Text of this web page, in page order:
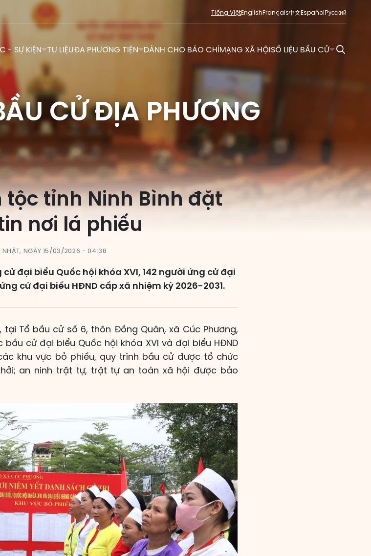
Tiếng ViệtEnglishFrançais中文EspañolРусский
- SỰ KIỆN TƯ LIỆUĐA PHƯƠNG TIỆN DÀNH CHO BÁO CHÍMẠNG XÃ HỘISỐ LIỆU BẦU CỬ
CỬ ĐỊA PHƯƠNG
tỉnh Ninh Bình đặt
nơi lá phiếu
NHẬT, NGÀY 15/03/2026 - 04:38
đại biểu Quốc hội khóa XVI, 142 người ứng cử đại
cử đại biểu HĐND cấp xã nhiệm kỳ 2026-2031.
Tổ bầu cử số 6, thôn Đồng Quân, xã Cúc Phương,
cử đại biểu Quốc hội khóa XVI và đại biểu HĐND
khu vực bỏ phiếu, quy trình bầu cử được tổ chức
an ninh trật tự, trật tự an toàn xã hội được bảo